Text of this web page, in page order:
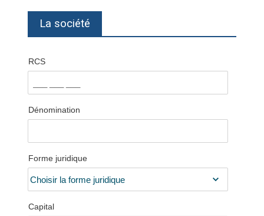
La société
RCS
Dénomination
Forme juridique
Capital